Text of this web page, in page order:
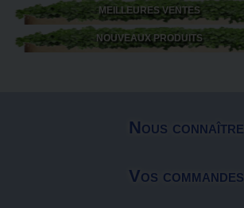
MEILLEURES VENTES
NOUVEAUX PRODUITS
Nous connaître
Vos commandes